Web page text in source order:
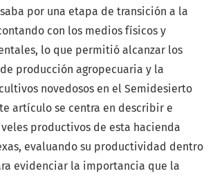
por una etapa de transición a la
con los medios físicos y
lo que permitió alcanzar los
producción agropecuaria y la
novedosos en el Semidesierto
artículo se centra en describir e
productivos de esta hacienda
evaluando su productividad dentro
evidenciar la importancia que la